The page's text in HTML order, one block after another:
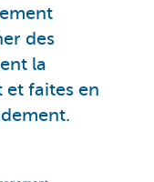
des
la
et faites en